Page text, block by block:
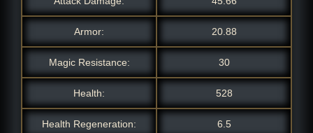
Armor: 20.88
Magic Resistance: 30
Health: 528
Health Regeneration: 6.5